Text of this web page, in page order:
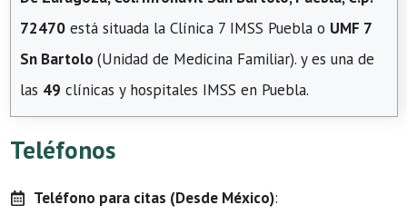
72470 está situada la Clínica 7 IMSS Puebla o UMF 7
Sn Bartolo (Unidad de Medicina Familiar). y es una de
las 49 clínicas y hospitales IMSS en Puebla.
Teléfonos
Teléfono para citas (Desde México):